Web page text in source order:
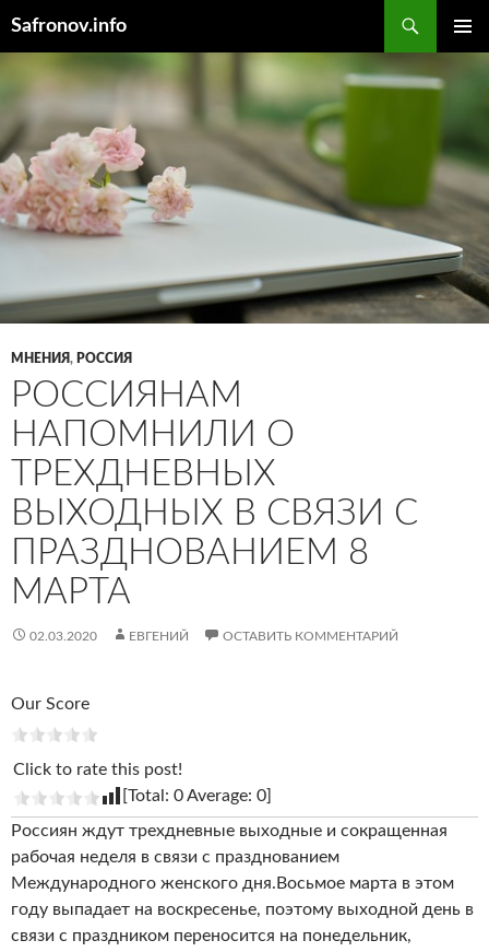
Safronov.info
МЕНЮ
СОДЕРЖИМОМУ
МНЕНИЯ, РОССИЯ
РОССИЯНАМ
НАПОМНИЛИ О
ТРЕХДНЕВНЫХ
ВЫХОДНЫХ В СВЯЗИ С
ПРАЗДНОВАНИЕМ 8
МАРТА
02.03.2020 ЕВГЕНИЙ ОСТАВИТЬ КОММЕНТАРИЙ
Our Score
Click to rate this post!
[Total: 0Average: 0]
Россиян ждут трехдневные выходные и сокращенная
рабочая неделя в связи с празднованием
Международного женского дня.Восьмое марта в этом
году выпадает на воскресенье, поэтому выходной день в
связи с праздником переносится на понедельник,